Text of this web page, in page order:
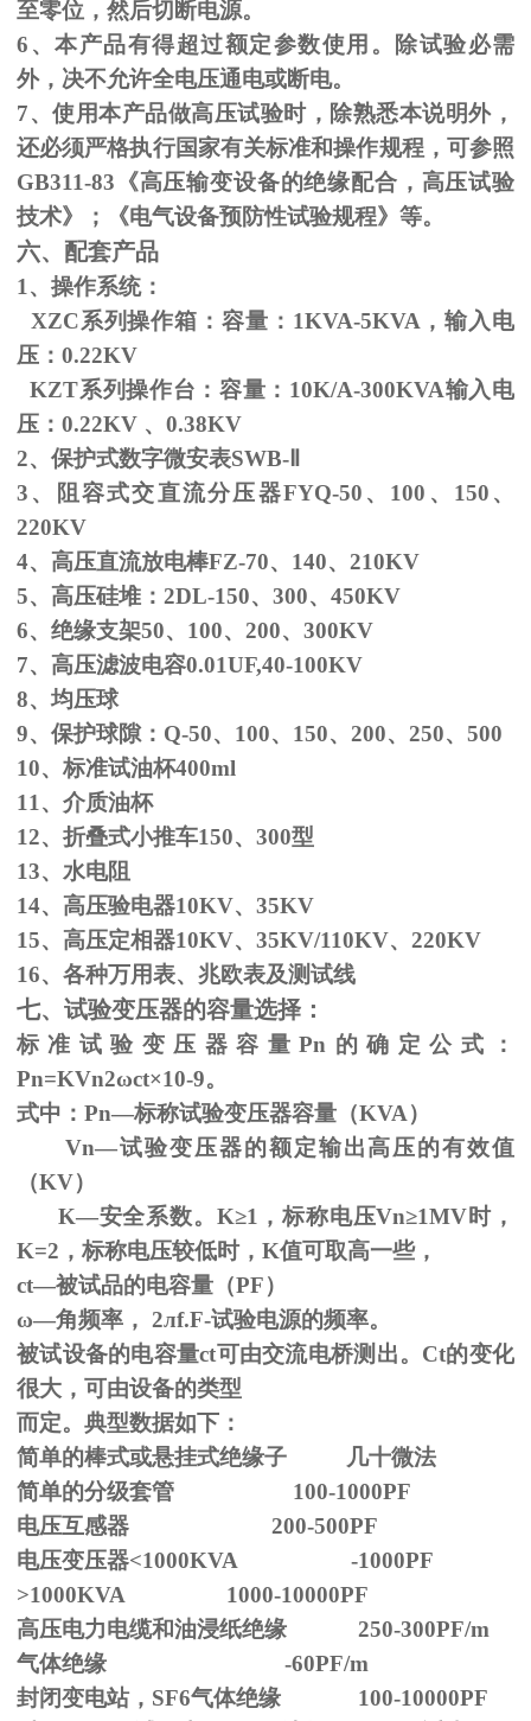
至零位，然后切断电源。
6、本产品有得超过额定参数使用。除试验必需
外，决不允许全电压通电或断电。
7、使用本产品做高压试验时，除熟悉本说明外，
还必须严格执行国家有关标准和操作规程，可参照
GB311-83 《高压输变设备的绝缘配合，高压试验
技术》；《电气设备预防性试验规程》等。
六、配套产品
1、操作系统：
XZC系列操作箱：容量： 1KVA-5KVA ，输入电
压： 0.22KV
KZT系列操作台：容量： 10K/A-300KVA输入电
压： 0.22KV 、 0.38KV
2、保护式数字微安表SWB-
3、阻容式交直流分压器FYQ-50 、 100 、 150 、
220KV
4、高压直流放电棒FZ-70、 140、 210KV
5、高压硅堆： 2DL-150、 300、 450KV
6、绝缘支架50、 100、 200、 300KV
7、高压滤波电容0.01UF,40-100KV
8、均压球
9、保护球隙： Q-50、 100、 150、 200、 250、 500
10、标准试油杯400ml
11、介质油杯
12、折叠式小推车150、 300型
13、水电阻
14、高压验电器10KV、 35KV
15、高压定相器10KV、 35KV/110KV、 220KV
16、各种万用表、兆欧表及测试线
七、试验变压器的容量选择：
标准试验变压器容量Pn 的确定公式：
Pn=KVn2ωct×10-9。
式中： Pn—标称试验变压器容量（KVA）
Vn—试验变压器的额定输出高压的有效值
（KV）
K—安全系数。 K≥1，标称电压Vn≥1MV时，
K=2，标称电压较低时，K值可取高一些，
ct—被试品的电容量（PF）
ω—角频率， 2лf.F-试验电源的频率。
被试设备的电容量ct可由交流电桥测出。Ct的变化
很大，可由设备的类型
而定。典型数据如下：
简单的棒式或悬挂式绝缘子 几十微法
简单的分级套管 100-1000PF
电压互感器 200-500PF
电压变压器<1000KVA -1000PF
>1000KVA 1000-10000PF
高压电力电缆和油浸纸绝缘 250-300PF/m
气体绝缘 -60PF/m
封闭变电站，SF6气体绝缘 100-10000PF